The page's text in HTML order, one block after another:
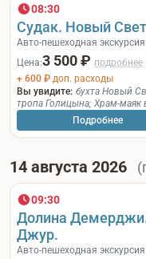
08:30
Судак. Новый Свет
Авто-пешеходная экскурсия
Цена:3 500 ₽ подробнее
+ 600 ₽ доп. расходы
Вы увидите: бухта Новый
тропа Голицына; Храм-маяк
Подробнее
14 августа 2026
09:30
Долина
Джур.
Авто-пешеходная экскурсия